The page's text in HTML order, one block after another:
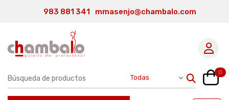
983 881 341 mmasenjo@chambalo.com
0